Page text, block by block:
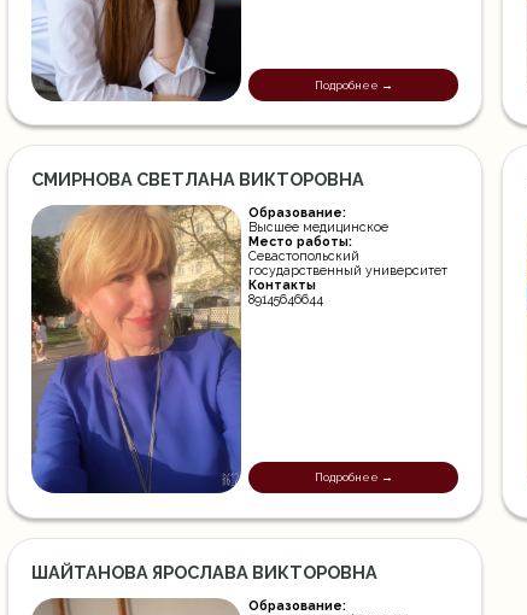
Подробнее →
СМИРНОВА СВЕТЛАНА ВИКТОРОВНА
Образование:
Высшее медицинское
Место работы:
Севастопольский
государственный университет
Контакты
89145646644
Подробнее →
ШАЙТАНОВА ЯРОСЛАВА ВИКТОРОВНА
Образование: